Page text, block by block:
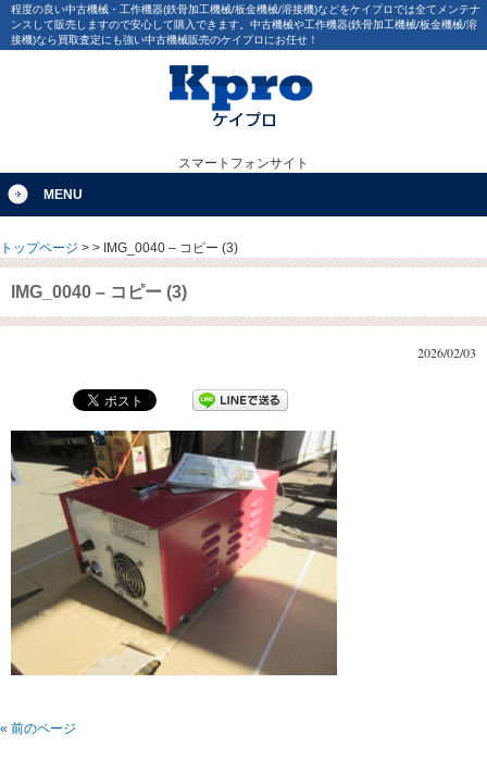
程度の良い中古機械・工作機器(鉄骨加工機械/板金機械/溶接機)などをケイプロでは全てメンテナ
ンスして販売しますので安心して購入できます。中古機械や工作機器(鉄骨加工機械/板金機械/溶
接機)なら買取査定にも強い中古機械販売のケイプロにお任せ！
スマートフォンサイト
MENU
トップページ > > IMG_0040 – コピー (3)
IMG_0040 – コピー (3)
2026/02/03
« 前のページ